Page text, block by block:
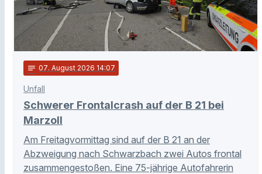
notes 07. August 2026 14:07
Unfall
Schwerer Frontalcrash auf der B 21 bei
Marzoll
Am Freitagvormittag sind auf der B 21 an der
Abzweigung nach Schwarzbach zwei Autos frontal
zusammengestoßen. Eine 75-jährige Autofahrerin